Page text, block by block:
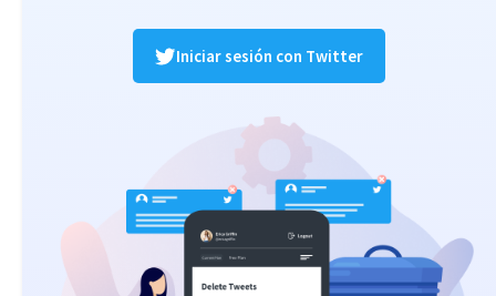
Iniciar sesión con Twitter